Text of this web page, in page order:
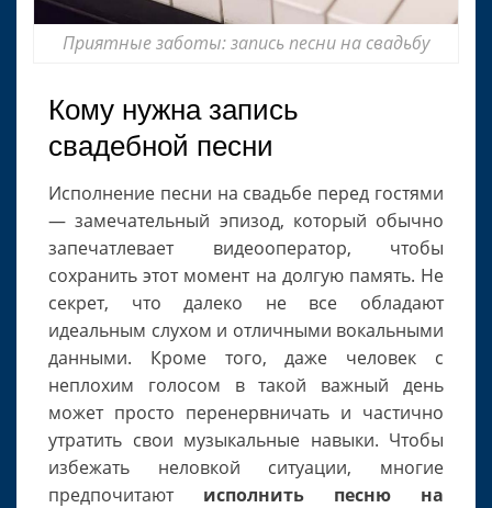
Приятные заботы: запись песни на свадьбу
Кому нужна запись
свадебной песни
Исполнение песни на свадьбе перед гостями
— замечательный эпизод, который обычно
запечатлевает видеооператор, чтобы
сохранить этот момент на долгую память. Не
секрет, что далеко не все обладают
идеальным слухом и отличными вокальными
данными. Кроме того, даже человек с
неплохим голосом в такой важный день
может просто перенервничать и частично
утратить свои музыкальные навыки. Чтобы
избежать неловкой ситуации, многие
предпочитают исполнить песню на